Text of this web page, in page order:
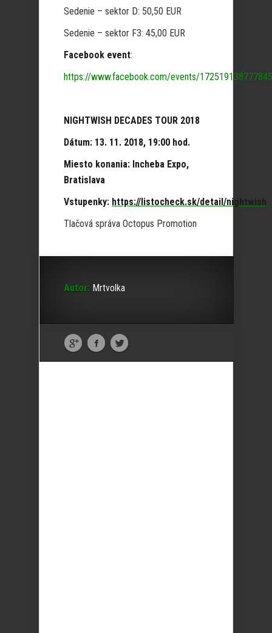
Sedenie – sektor D: 50,50 EUR
Sedenie – sektor F3: 45,00 EUR
Facebook event:
https://www.facebook.com/events/
NIGHTWISH DECADES TOUR 2018
Dátum: 13. 11. 2018, 19:00 hod.
Miesto konania: Incheba Expo,
Bratislava
Vstupenky: https://listocheck.sk/detail/nightwish
Tlačová správa Octopus Promotion
Autor: Mrtvolka